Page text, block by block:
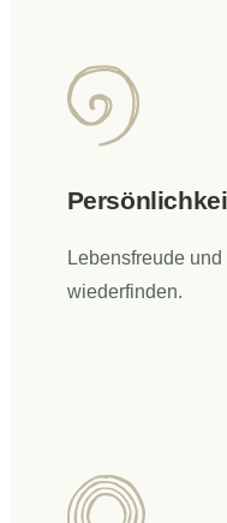
Lebensfreude
wiederfinden.